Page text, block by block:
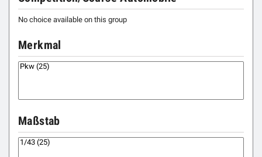
No choice available on this group
Merkmal
Maßstab